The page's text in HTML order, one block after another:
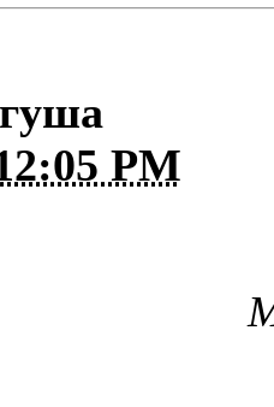
PM